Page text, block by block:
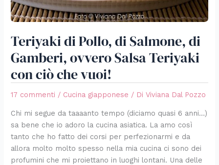
Teriyaki di Pollo, di Salmone, di
Gamberi, ovvero Salsa Teriyaki
con ciò che vuoi!
17 commenti / Cucina giapponese / DiViviana Dal Pozzo
Chi mi segue da taaaanto tempo (diciamo quasi 6 anni…)
sa bene che io adoro la cucina asiatica. La amo così
tanto che ho fatto dei corsi per perfezionarmi e da
allora molto molto spesso nella mia cucina ci sono dei
profumini che mi proiettano in luoghi lontani. Una delle
con
che
vuoi!